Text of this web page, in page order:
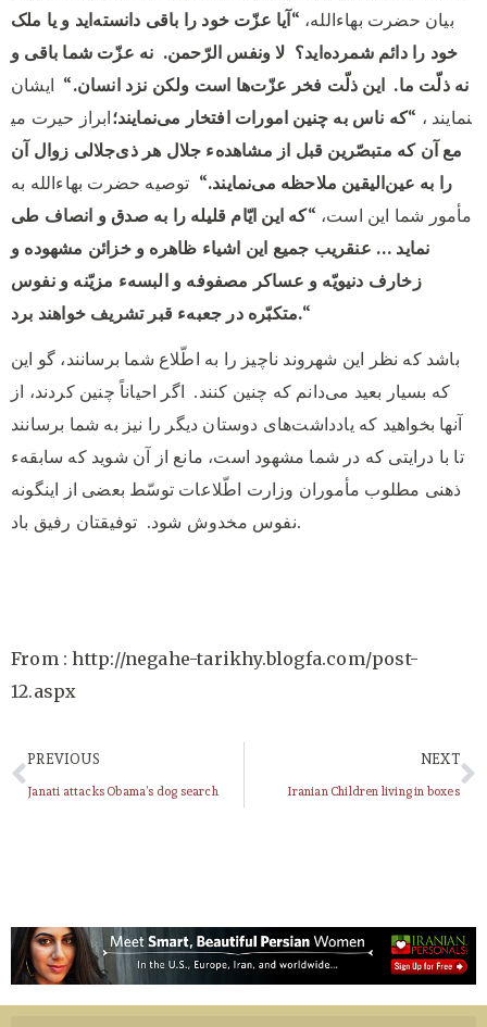
بیان حضرت بهاءالله، “آیا عزّت خود را باقی دانسته‌اید و یا ملک
خود را دائم شمرده‌اید؟ لا ونفس الرّحمن. نه عزّت شما باقی و
نه ذلّت ما. این ذلّت فخر عزّت‌ها است ولکن نزد انسان.“ ایشان
ابراز حیرت می‎نمایند ، “که ناس به چنین امورات افتخار می‌نمایند؛
مع آن که متبصّرین قبل از مشاهدهء جلال هر ذی‌جلالی زوال آن
را به عین‌الیقین ملاحظه می‌نمایند.“ توصیه حضرت بهاءالله به
مأمور شما این است، “که این ایّام قلیله را به صدق و انصاف طی
نماید … عنقریب جمیع این اشیاء ظاهره و خزائن مشهوده و
زخارف دنیویّه و عساکر مصفوفه و البسهء مزیّنه و نفوس
متکبّره در جعبهء قبر تشریف خواهند برد.“
باشد که نظر این شهروند ناچیز را به اطّلاع شما برسانند، گو این
که بسیار بعید می‌دانم که چنین کنند. اگر احیاناً چنین کردند، از
آنها بخواهید که یادداشت‌های دوستان دیگر را نیز به شما برسانند
تا با درایتی که در شما مشهود است، مانع از آن شوید که سابقهء
ذهنی مطلوب مأموران وزارت اطّلاعات توسّط بعضی از اینگونه
نفوس مخدوش شود.توفیقتان رفیق باد.
From : http://negahe-tarikhy.blogfa.com/post-
12.aspx
PREVIOUS
Janati attacks Obama’s dog search
NEXT
Iranian Children living in boxes